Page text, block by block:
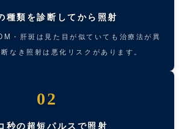
種類を診断してから照射
・肝斑は見た目が似ていても治療法が異
なき照射は悪化リスクがあります。
02
秒の超短パルスで照射